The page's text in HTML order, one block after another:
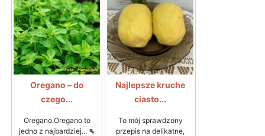
Oregano – do
czego...
Oregano.Oregano to
jedno z najbardziej... ⇖
Najlepsze kruche
ciasto...
To mój sprawdzony
przepis na delikatne,